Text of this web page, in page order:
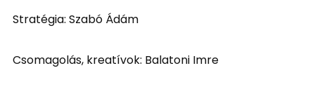
Stratégia: Szabó Ádám
Csomagolás, kreatívok: Balatoni Imre